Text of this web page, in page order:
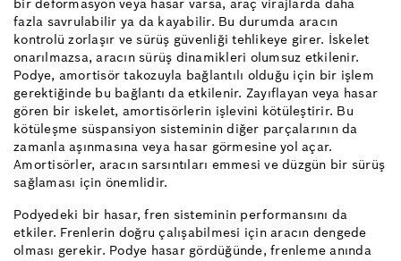
bir deformasyon veya hasar varsa, araç virajlarda daha
fazla savrulabilir ya da kayabilir. Bu durumda aracın
kontrolü zorlaşır ve sürüş güvenliği tehlikeye girer. İskelet
onarılmazsa, aracın sürüş dinamikleri olumsuz etkilenir.
Podye, amortisör takozuyla bağlantılı olduğu için bir işlem
gerektiğinde bu bağlantı da etkilenir. Zayıflayan veya hasar
gören bir iskelet, amortisörlerin işlevini kötüleştirir. Bu
kötüleşme süspansiyon sisteminin diğer parçalarının da
zamanla aşınmasına veya hasar görmesine yol açar.
Amortisörler, aracın sarsıntıları emmesi ve düzgün bir sürüş
sağlaması için önemlidir.
Podyedeki bir hasar, fren sisteminin performansını da
etkiler. Frenlerin doğru çalışabilmesi için aracın dengede
olması gerekir. Podye hasar gördüğünde, frenleme anında